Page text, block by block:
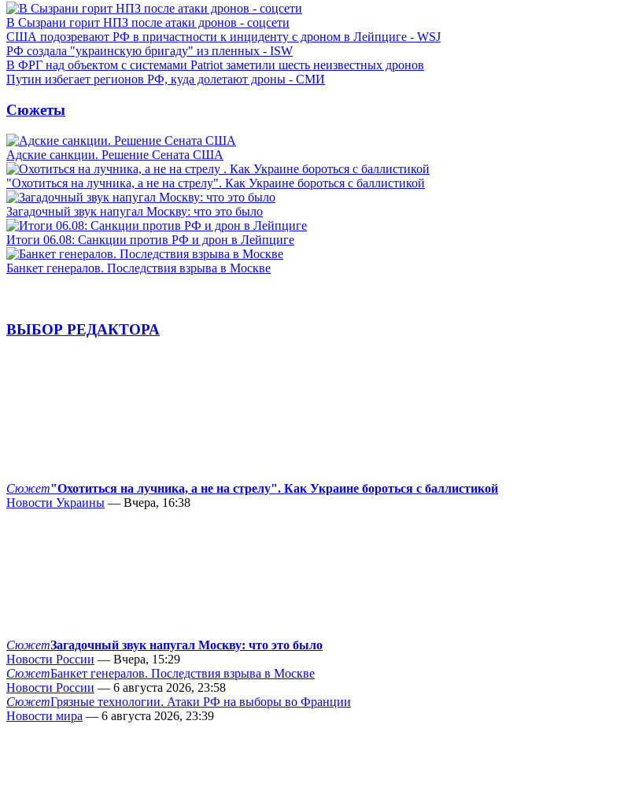
В Сызрани горит НПЗ после атаки дронов - соцсети
США подозревают РФ в причастности к инциденту с дроном в Лейпциге - WSJ
РФ создала "украинскую бригаду" из пленных - ISW
В ФРГ над объектом с системами Patriot заметили шесть неизвестных дронов
Путин избегает регионов РФ, куда долетают дроны - СМИ
Сюжеты
Адские санкции. Решение Сената США
"Охотиться на лучника, а не на стрелу". Как Украине бороться с баллистикой
Загадочный звук напугал Москву: что это было
Итоги 06.08: Санкции против РФ и дрон в Лейпциге
Банкет генералов. Последствия взрыва в Москве
ВЫБОР РЕДАКТОРА
Сюжет"Охотиться на лучника, а не на стрелу". Как Украине бороться с баллистикой
Новости Украины — Вчера, 16:38
СюжетЗагадочный звук напугал Москву: что это было
Новости России — Вчера, 15:29
СюжетБанкет генералов. Последствия взрыва в Москве
Новости России — 6 августа 2026, 23:58
СюжетГрязные технологии. Атаки РФ на выборы во Франции
Новости мира — 6 августа 2026, 23:39